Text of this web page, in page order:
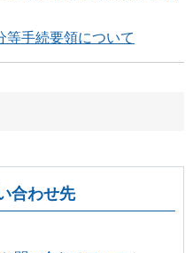
等手続要領について
合わせ先